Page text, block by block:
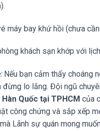
máy bay khứ hồi (chưa
khách sạn khớp với
Nếu bạn cảm thấy choáng
đừng lo lắng. Đội ngũ
Quốc tại TPHCM của
công chứng và sắp xếp
Lãnh sự quán mong